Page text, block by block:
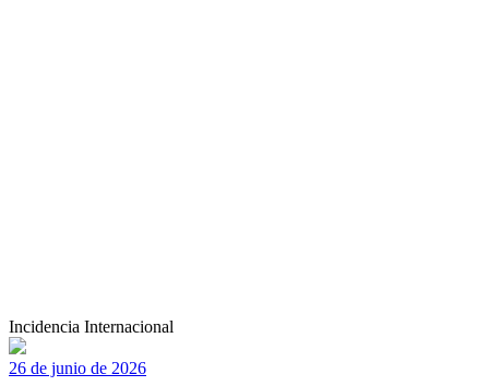
Incidencia Internacional
26 de junio de 2026